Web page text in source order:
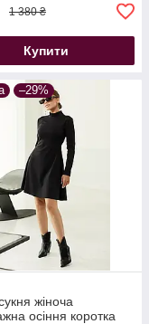
1 380 ₴
Купити
–29%
жіноча
осіння коротка